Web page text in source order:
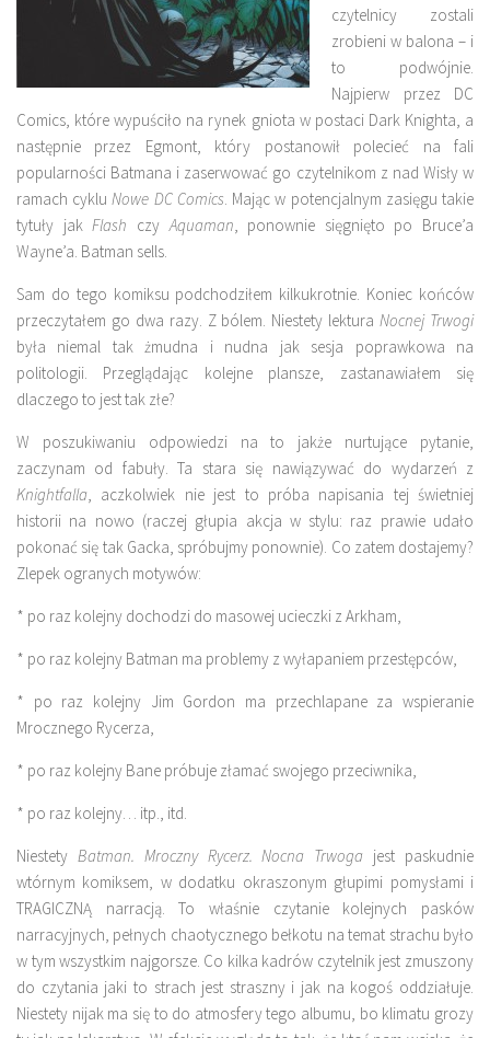
czytelnicy zostali
zrobieni w balona – i
to podwójnie.
Najpierw przez DC
Comics, które wypuściło na rynek gniota w postaci Dark Knighta, a
następnie przez Egmont, który postanowił polecieć na fali
popularności Batmana i zaserwować go czytelnikom z nad Wisły w
ramach cyklu Nowe DC Comics. Mając w potencjalnym zasięgu takie
tytuły jakFlash czyAquaman, ponownie sięgnięto po Bruce’a
Wayne’a. Batman sells.
Sam do tego komiksu podchodziłem kilkukrotnie. Koniec końców
przeczytałem go dwa razy. Z bólem. Niestety lekturaNocnej Trwogi
była niemal tak żmudna i nudna jak sesja poprawkowa na
politologii. Przeglądając kolejne plansze, zastanawiałem się
dlaczego to jest tak złe?
W poszukiwaniu odpowiedzi na to jakże nurtujące pytanie,
zaczynam od fabuły. Ta stara się nawiązywać do wydarzeń z
Knightfalla, aczkolwiek nie jest to próba napisania tej świetniej
historii na nowo (raczej głupia akcja w stylu: raz prawie udało
pokonać się tak Gacka, spróbujmy ponownie). Co zatem dostajemy?
Zlepek ogranych motywów:
* po raz kolejny dochodzi do masowej ucieczki z Arkham,
* po raz kolejny Batman ma problemy z wyłapaniem przestępców,
* po raz kolejny Jim Gordon ma przechlapane za wspieranie
Mrocznego Rycerza,
* po raz kolejny Bane próbuje złamać swojego przeciwnika,
* po raz kolejny… itp., itd.
Niestety Batman. Mroczny Rycerz. Nocna Trwoga jest paskudnie
wtórnym komiksem, w dodatku okraszonym głupimi pomysłami i
TRAGICZNĄ narracją. To właśnie czytanie kolejnych pasków
narracyjnych, pełnych chaotycznego bełkotu na temat strachu było
w tym wszystkim najgorsze. Co kilka kadrów czytelnik jest zmuszony
do czytania jaki to strach jest straszny i jak na kogoś oddziałuje.
Niestety nijak ma się to do atmosfery tego albumu, bo klimatu grozy